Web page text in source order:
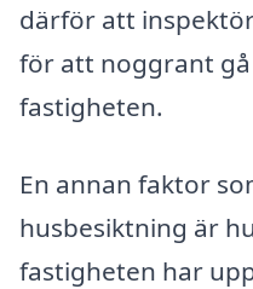
därför att
för att noggrant
fastigheten.
En annan faktor
husbesiktning är
fastigheten har